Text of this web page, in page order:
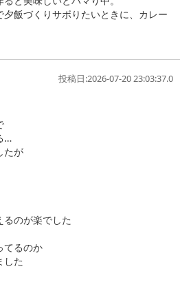
玉ねぎ加工品、ポークエキス、チーズパウダー、玉
豆／調味料(アミノ酸等)、乳化剤、酸味料、香料、酸
抽出物、(一部に乳成分・小麦・大豆・豚肉を含む)
ダー、香辛料、玉ねぎ加工品、ごまペースト、トマ
、チャツネ、焙煎唐がらし、粉末しょう油、脱脂大
ウダー、酵母エキス、チーズパウダー、ぶどう糖、
、ぶどう果汁加工品／カラメル色素、調味料(アミノ
物、(一部に乳成分・小麦・牛肉・ごま・大豆・鶏
ム油)、小麦粉、カレーパウダー、食塩、砂糖、米
トリン、トマトパウダー、クミン、オニオンパウダ
たん白加水分解物、えびエキス、ディル、青唐がら
、マスタードシード、酵母エキス、ホエイパウダー
料(アミノ酸等)、乳化剤、酸味料、香料、香辛料抽出
飯づくりサボりたいときに、カレー
投稿日:2026-07-20 23:03:37.0
…
たが
のが楽でした
てるのか
した